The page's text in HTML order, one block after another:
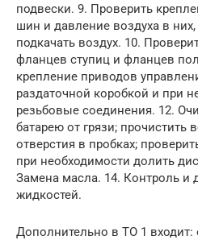
подвески. 9. Проверить
шин и давление воздуха в
подкачать воздух. 10.
фланцев ступиц и фланцев
крепление приводов
раздаточной коробкой и при
резьбовые соединения. 12.
батарею от грязи; прочистить
отверстия в пробках;
при необходимости долить
Замена масла. 14. Контроль и
жидкостей.
Дополнительно в ТО 1 входит: